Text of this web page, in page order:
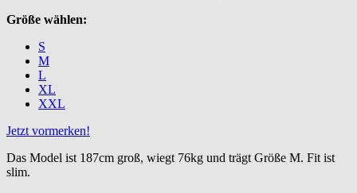
Größe wählen:
S
M
L
XL
XXL
Jetzt vormerken!
Das Model ist 187cm groß, wiegt 76kg und trägt Größe M. Fit ist
slim.